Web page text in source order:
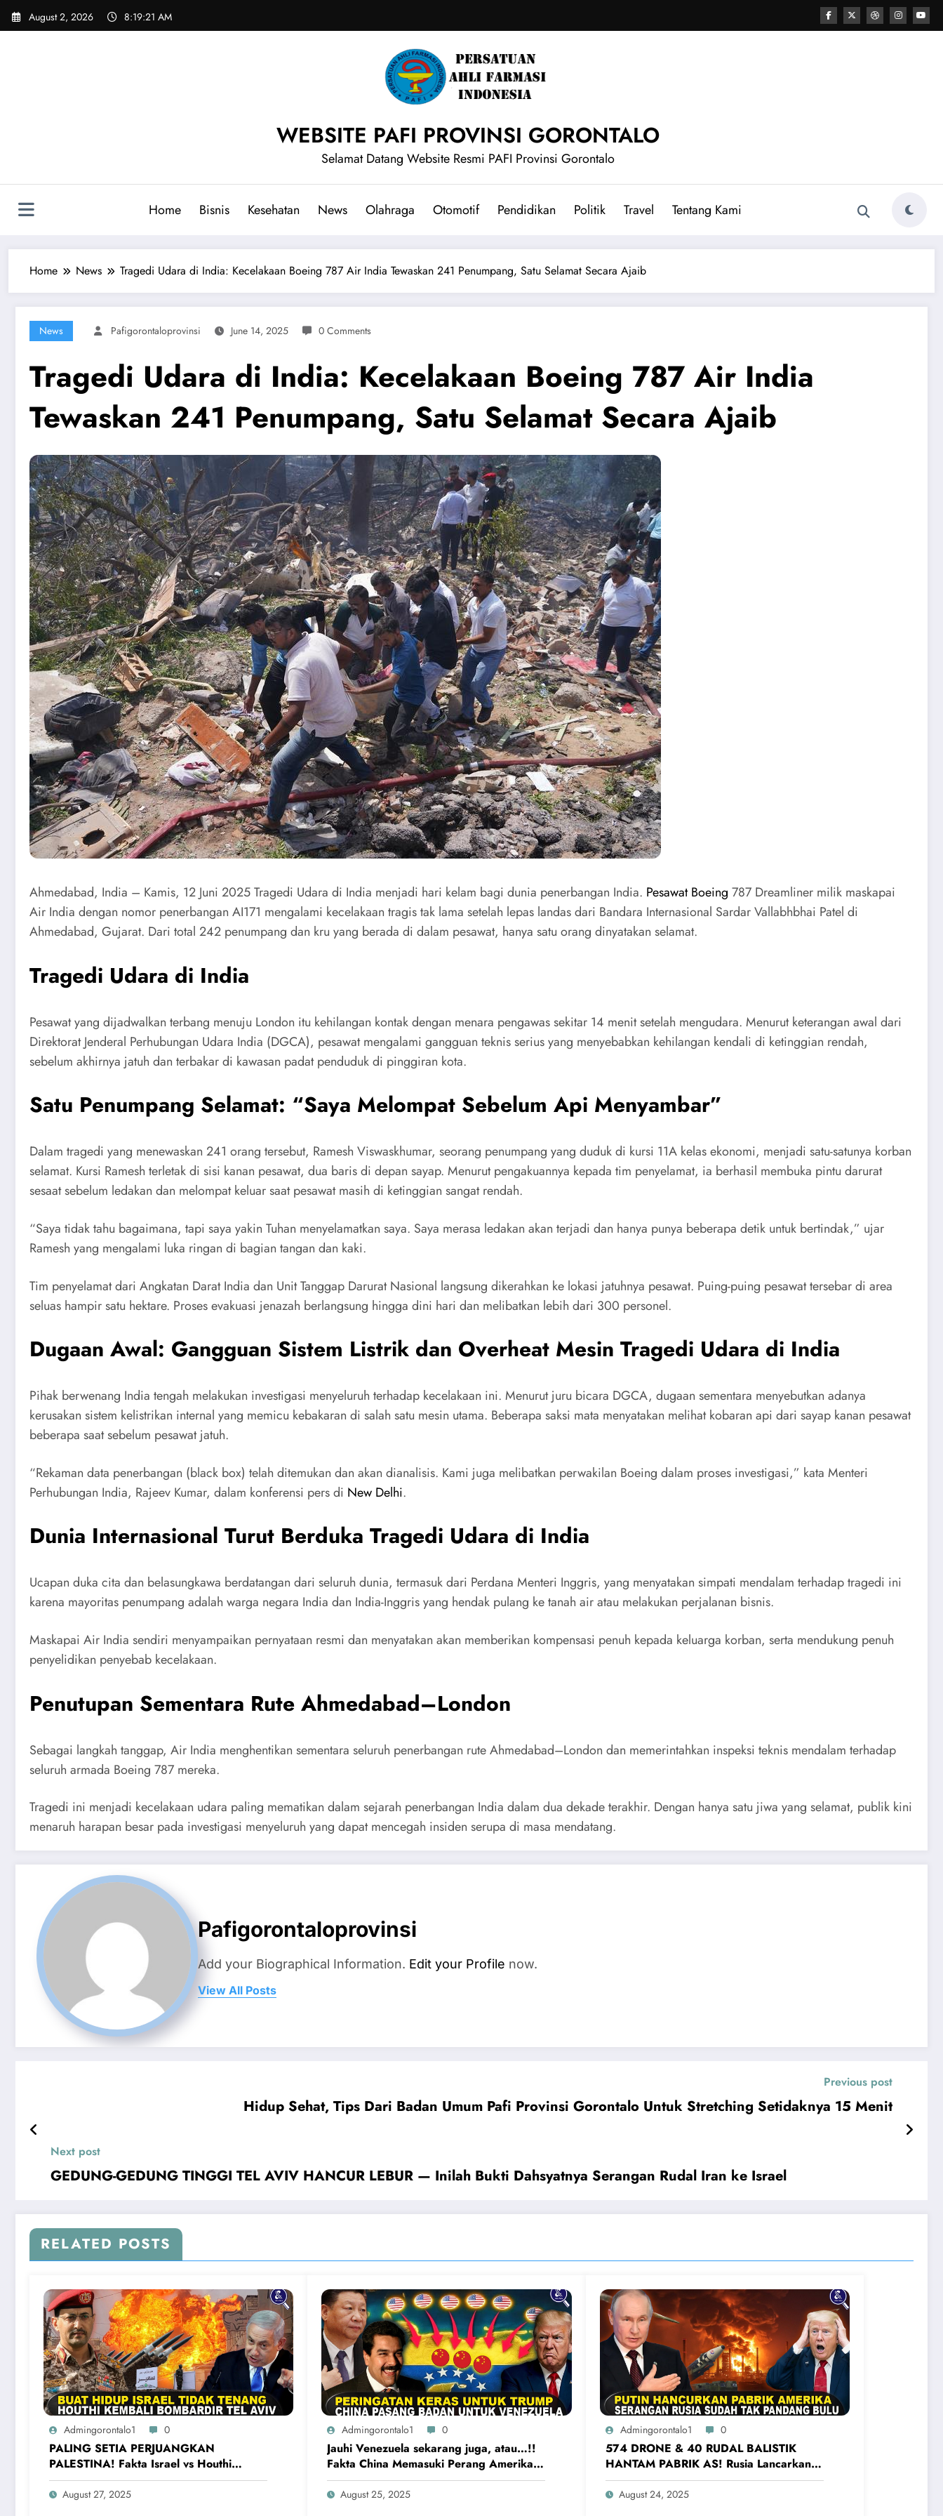
Skip
August 2, 2026 8:19:22 AM
WEBSITE PAFI PROVINSI GORONTALO
Selamat Datang Website Resmi PAFI Provinsi Gorontalo
Home Bisnis Kesehatan News Olahraga Otomotif Pendidikan Politik Travel Tentang Kami
Home News Tragedi Udara di India: Kecelakaan Boeing 787 Air India Tewaskan 241 Penumpang, Satu Selamat Secara Ajaib
News Pafigorontaloprovinsi June 14, 2025 0 Comments
Tragedi Udara di India: Kecelakaan Boeing 787 Air India
Tewaskan 241 Penumpang, Satu Selamat Secara Ajaib
Ahmedabad, India – Kamis, 12 Juni 2025 Tragedi Udara di India menjadi hari kelam bagi dunia penerbangan India. Pesawat Boeing 787 Dreamliner milik maskapai
Air India dengan nomor penerbangan AI171 mengalami kecelakaan tragis tak lama setelah lepas landas dari Bandara Internasional Sardar Vallabhbhai Patel di
Ahmedabad, Gujarat. Dari total 242 penumpang dan kru yang berada di dalam pesawat, hanya satu orang dinyatakan selamat.
Tragedi Udara di India
Pesawat yang dijadwalkan terbang menuju London itu kehilangan kontak dengan menara pengawas sekitar 14 menit setelah mengudara. Menurut keterangan awal dari
Direktorat Jenderal Perhubungan Udara India (DGCA), pesawat mengalami gangguan teknis serius yang menyebabkan kehilangan kendali di ketinggian rendah,
sebelum akhirnya jatuh dan terbakar di kawasan padat penduduk di pinggiran kota.
Satu Penumpang Selamat: “Saya Melompat Sebelum Api Menyambar”
Dalam tragedi yang menewaskan 241 orang tersebut, Ramesh Viswaskhumar, seorang penumpang yang duduk di kursi 11A kelas ekonomi, menjadi satu-satunya korban
selamat. Kursi Ramesh terletak di sisi kanan pesawat, dua baris di depan sayap. Menurut pengakuannya kepada tim penyelamat, ia berhasil membuka pintu darurat
sesaat sebelum ledakan dan melompat keluar saat pesawat masih di ketinggian sangat rendah.
“Saya tidak tahu bagaimana, tapi saya yakin Tuhan menyelamatkan saya. Saya merasa ledakan akan terjadi dan hanya punya beberapa detik untuk bertindak,” ujar
Ramesh yang mengalami luka ringan di bagian tangan dan kaki.
Tim penyelamat dari Angkatan Darat India dan Unit Tanggap Darurat Nasional langsung dikerahkan ke lokasi jatuhnya pesawat. Puing-puing pesawat tersebar di area
seluas hampir satu hektare. Proses evakuasi jenazah berlangsung hingga dini hari dan melibatkan lebih dari 300 personel.
Dugaan Awal: Gangguan Sistem Listrik dan Overheat Mesin Tragedi Udara di India
Pihak berwenang India tengah melakukan investigasi menyeluruh terhadap kecelakaan ini. Menurut juru bicara DGCA, dugaan sementara menyebutkan adanya
kerusakan sistem kelistrikan internal yang memicu kebakaran di salah satu mesin utama. Beberapa saksi mata menyatakan melihat kobaran api dari sayap kanan pesawat
beberapa saat sebelum pesawat jatuh.
“Rekaman data penerbangan (black box) telah ditemukan dan akan dianalisis. Kami juga melibatkan perwakilan Boeing dalam proses investigasi,” kata Menteri
Perhubungan India, Rajeev Kumar, dalam konferensi pers di New Delhi.
Dunia Internasional Turut Berduka Tragedi Udara di India
Ucapan duka cita dan belasungkawa berdatangan dari seluruh dunia, termasuk dari Perdana Menteri Inggris, yang menyatakan simpati mendalam terhadap tragedi ini
karena mayoritas penumpang adalah warga negara India dan India-Inggris yang hendak pulang ke tanah air atau melakukan perjalanan bisnis.
Maskapai Air India sendiri menyampaikan pernyataan resmi dan menyatakan akan memberikan kompensasi penuh kepada keluarga korban, serta mendukung penuh
penyelidikan penyebab kecelakaan.
Penutupan Sementara Rute Ahmedabad–London
Sebagai langkah tanggap, Air India menghentikan sementara seluruh penerbangan rute Ahmedabad–London dan memerintahkan inspeksi teknis mendalam terhadap
seluruh armada Boeing 787 mereka.
Tragedi ini menjadi kecelakaan udara paling mematikan dalam sejarah penerbangan India dalam dua dekade terakhir. Dengan hanya satu jiwa yang selamat, publik kini
menaruh harapan besar pada investigasi menyeluruh yang dapat mencegah insiden serupa di masa mendatang.
Pafigorontaloprovinsi
Add your Biographical Information. Edit your Profile now.
View All Posts
Previous post
Hidup Sehat, Tips Dari Badan Umum Pafi Provinsi Gorontalo Untuk Stretching Setidaknya 15 Menit
Next post
GEDUNG-GEDUNG TINGGI TEL AVIV HANCUR LEBUR — Inilah Bukti Dahsyatnya Serangan Rudal Iran ke Israel
RELATED POSTS
Admingorontalo1 0
PALING SETIA PERJUANGKAN
PALESTINA! Fakta Israel vs Houthi
Yaman Kembali Saling Balas Serangan
August 27, 2025
Admingorontalo1 0
Jauhi Venezuela sekarang juga, atau…!!
Fakta China Memasuki Perang Amerika
Serikat vs Venezuela
August 25, 2025
Admingorontalo1 0
574 DRONE & 40 RUDAL BALISTIK
HANTAM PABRIK AS! Rusia Lancarkan
Serangan Terbesar Ke Ukraina Barat
August 24, 2025